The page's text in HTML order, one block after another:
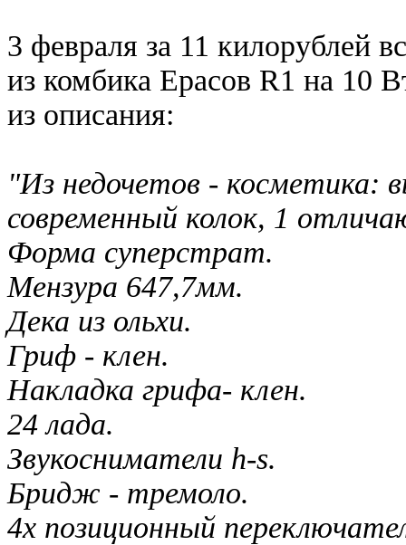
3 февраля за 11 килорублей
из комбика Ерасов R1 на 10
из описания:
"Из недочетов - косметика:
современный колок, 1
Форма суперстрат.
Мензура 647,7мм.
Дека из ольхи.
Гриф - клен.
Накладка грифа- клен.
24 лада.
Звукосниматели h-s.
Бридж - тремоло.
4х позиционный